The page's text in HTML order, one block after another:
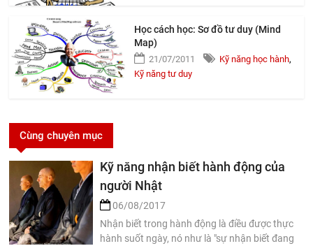
Học cách học: Sơ đồ tư duy (Mind
Map)
21/07/2011 Kỹ năng học hành,
Kỹ năng tư duy
Cùng chuyên mục
Kỹ năng nhận biết hành động của
người Nhật
06/08/2017
Nhận biết trong hành động là điều được thực
hành suốt ngày, nó như là "sự nhận biết đang